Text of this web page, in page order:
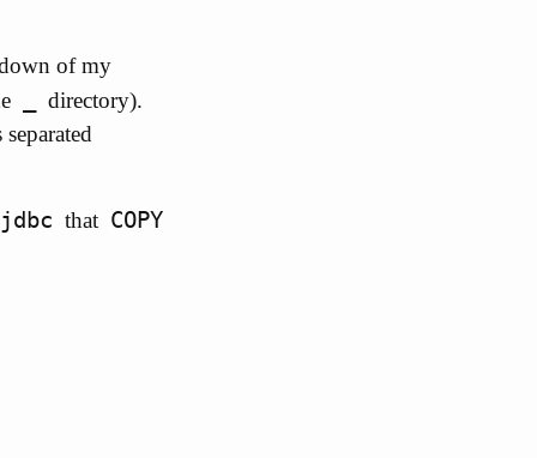
of my
directory).
that COPY